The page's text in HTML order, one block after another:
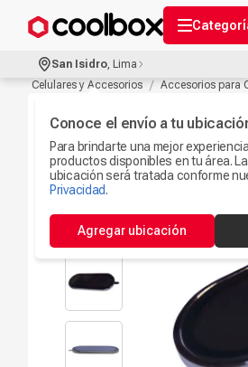
San Isidro, Lima
Conoce el envío a tu
Para brindarte una mejor
productos disponibles en tu área.
ubicación será tratada conforme
Privacidad.
Agregar ubicación
Celulares y Accesorios
Accesorios para